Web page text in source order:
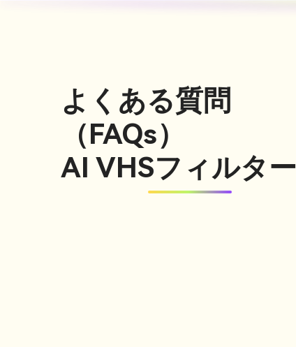
よくある質問
（FAQs）
AI VHSフィルター